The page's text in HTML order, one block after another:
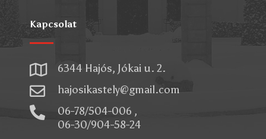
Kapcsolat
 6344 Hajós, Jókai u. 2.
 hajosikastely@gmail.com

06-78/504-006 ,
06-30/904-58-24